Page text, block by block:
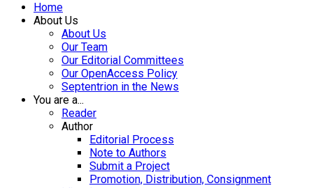
Home
About Us
About Us
Our Team
Our Editorial Committees
Our OpenAccess Policy
Septentrion in the News
You are a...
Reader
Author
Editorial Process
Note to Authors
Submit a Project
Promotion, Distribution, Consignment